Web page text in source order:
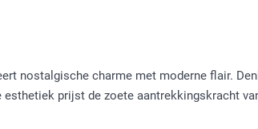
nostalgische charme met moderne flair.
prijst de zoete aantrekkingskracht